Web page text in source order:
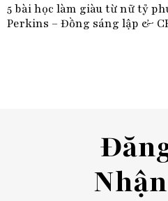
5 bài học làm giàu từ nữ tỷ
Perkins – Đồng sáng lập &